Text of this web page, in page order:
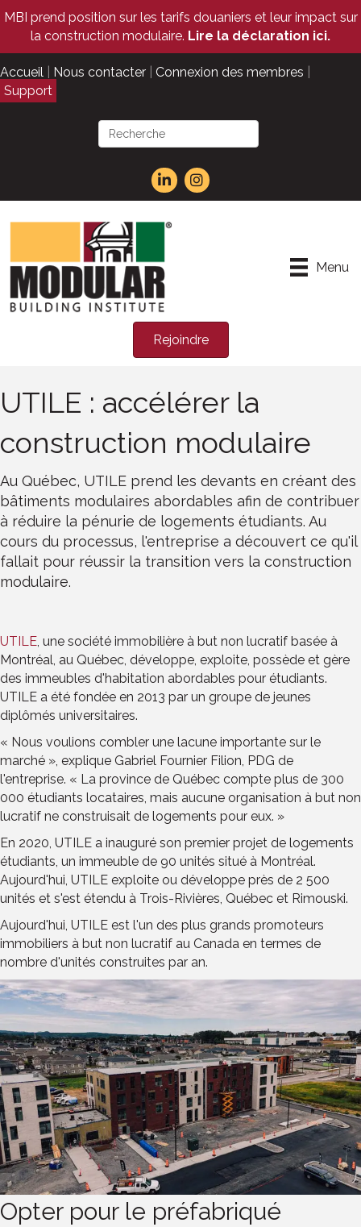
MBI prend position sur les tarifs douaniers et leur impact sur
la construction modulaire. Lire la déclaration ici.
Accueil Nous contacter Connexion des membres
Support
Menu
Rejoindre
UTILE : accélérer la
construction modulaire
Au Québec, UTILE prend les devants en créant des
bâtiments modulaires abordables afin de contribuer
à réduire la pénurie de logements étudiants. Au
cours du processus, l'entreprise a découvert ce qu'il
fallait pour réussir la transition vers la construction
modulaire.
UTILE, une société immobilière à but non lucratif basée à
Montréal, au Québec, développe, exploite, possède et gère
des immeubles d'habitation abordables pour étudiants.
UTILE a été fondée en 2013 par un groupe de jeunes
diplômés universitaires.
« Nous voulions combler une lacune importante sur le
marché », explique Gabriel Fournier Filion, PDG de
l'entreprise. « La province de Québec compte plus de 300
000 étudiants locataires, mais aucune organisation à but non
lucratif ne construisait de logements pour eux. »
En 2020, UTILE a inauguré son premier projet de logements
étudiants, un immeuble de 90 unités situé à Montréal.
Aujourd'hui, UTILE exploite ou développe près de 2 500
unités et s'est étendu à Trois-Rivières, Québec et Rimouski.
Aujourd'hui, UTILE est l'un des plus grands promoteurs
immobiliers à but non lucratif au Canada en termes de
nombre d'unités construites par an.
Opter pour le préfabriqué